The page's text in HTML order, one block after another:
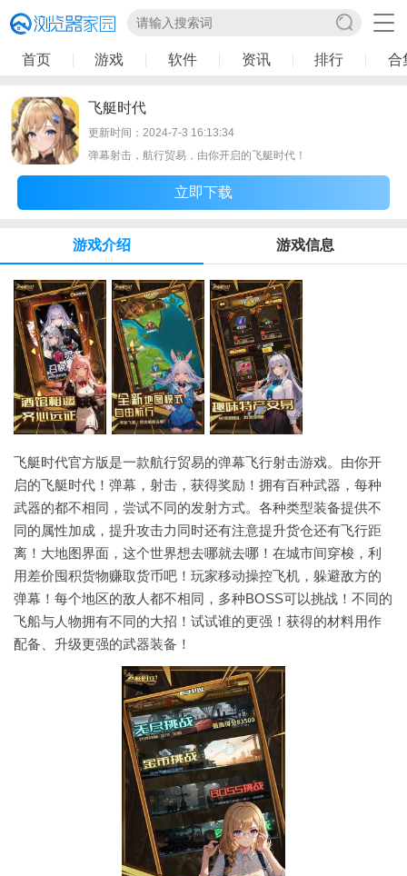
首页 游戏 软件 资讯 排行 合
飞艇时代
更新时间：2024-7-3 16:13:34
弹幕射击，航行贸易，由你开启的飞艇时代！
立即下载
游戏介绍 游戏信息
飞艇时代官方版是一款航行贸易的弹幕飞行射击游戏。由你开
启的飞艇时代！弹幕，射击，获得奖励！拥有百种武器，每种
武器的都不相同，尝试不同的发射方式。各种类型装备提供不
同的属性加成，提升攻击力同时还有注意提升货仓还有飞行距
离！大地图界面，这个世界想去哪就去哪！在城市间穿梭，利
用差价囤积货物赚取货币吧！玩家移动操控飞机，躲避敌方的
弹幕！每个地区的敌人都不相同，多种BOSS可以挑战！不同的
飞船与人物拥有不同的大招！试试谁的更强！获得的材料用作
配备、升级更强的武器装备！